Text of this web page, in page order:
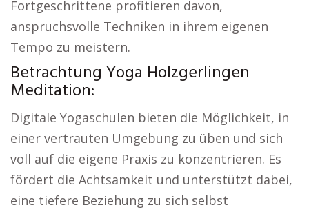
Fortgeschrittene profitieren davon,
anspruchsvolle Techniken in ihrem eigenen
Tempo zu meistern.
Betrachtung Yoga Holzgerlingen
Meditation:
Digitale Yogaschulen bieten die Möglichkeit, in
einer vertrauten Umgebung zu üben und sich
voll auf die eigene Praxis zu konzentrieren. Es
fördert die Achtsamkeit und unterstützt dabei,
eine tiefere Beziehung zu sich selbst